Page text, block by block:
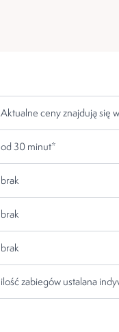
Aktualne ceny znajdują się
od 30 minut*
brak
brak
brak
ilość zabiegów ustalana